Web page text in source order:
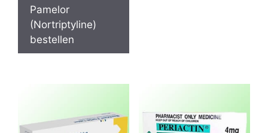
Pamelor
(Nortriptyline)
bestellen